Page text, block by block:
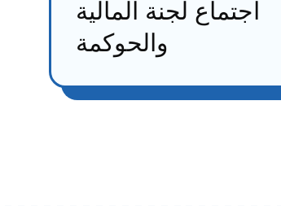
اجتماع لجنة المالية
والحوكمة